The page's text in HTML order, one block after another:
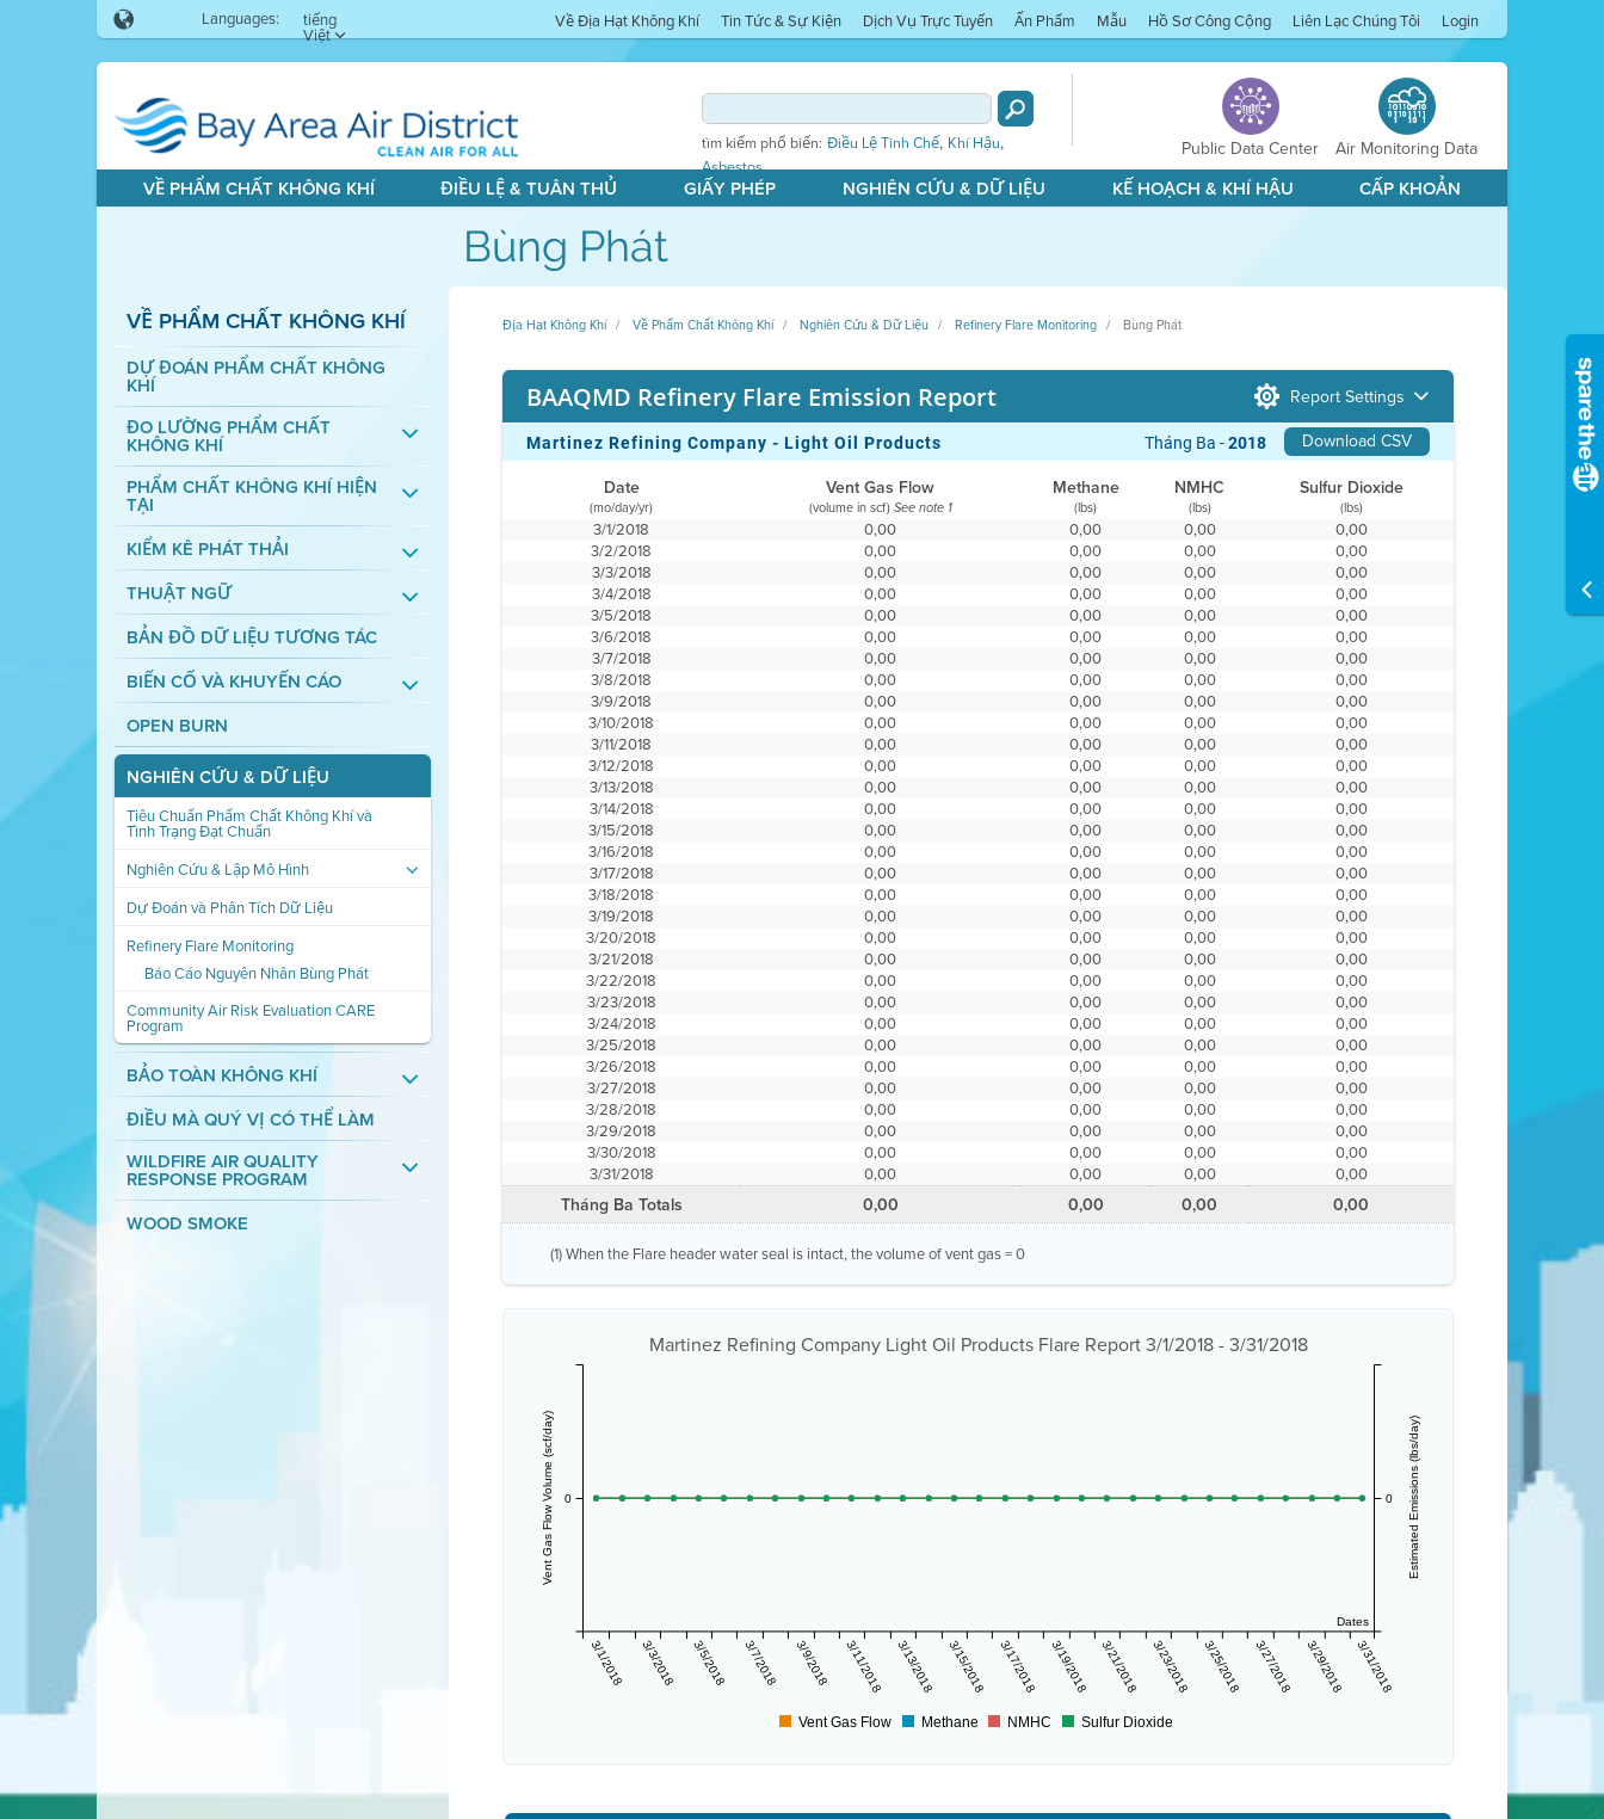
Languages: tiếng
Việt
Về Địa Hạt Không Khí Tin Tức & Sự Kiện Dịch Vụ Trực Tuyến Ấn Phẩm Mẫu Hồ Sơ Công Cộng Liên Lạc Chúng Tôi Login
tìm kiếm phổ biến: Điều Lệ Tinh Chế, Khí Hậu,
Asbestos
Public Data Center Air Monitoring Data
VỀ PHẨM CHẤT KHÔNG KHÍ ĐIỀU LỆ & TUÂN THỦ GIẤY PHÉP NGHIÊN CỨU & DỮ LIỆU KẾ HOẠCH & KHÍ HẬU CẤP KHOẢN
Bùng Phát
VỀ PHẨM CHẤT KHÔNG KHÍ
DỰ ĐOÁN PHẨM CHẤT KHÔNG
KHÍ
ĐO LƯỜNG PHẨM CHẤT
KHÔNG KHÍ
PHẨM CHẤT KHÔNG KHÍ HIỆN
TẠI
KIỂM KÊ PHÁT THẢI
THUẬT NGỮ
BẢN ĐỒ DỮ LIỆU TƯƠNG TÁC
BIẾN CỐ VÀ KHUYẾN CÁO
OPEN BURN
NGHIÊN CỨU & DỮ LIỆU
Tiêu Chuẩn Phẩm Chất Không Khí và
Tình Trạng Đạt Chuẩn
Nghiên Cứu & Lập Mô Hình
Dự Đoán và Phân Tích Dữ Liệu
Refinery Flare Monitoring
Báo Cáo Nguyên Nhân Bùng Phát
Community Air Risk Evaluation CARE
Program
BẢO TOÀN KHÔNG KHÍ
ĐIỀU MÀ QUÝ VỊ CÓ THỂ LÀM
WILDFIRE AIR QUALITY
RESPONSE PROGRAM
WOOD SMOKE
Địa Hạt Không Khí Về Phẩm Chất Không Khí Nghiên Cứu & Dữ Liệu Refinery Flare Monitoring Bùng Phát
BAAQMD Refinery Flare Emission Report Report Settings
Martinez Refining Company - Light Oil Products Download CSV
Tháng Ba -2018
Date Vent Gas Flow Methane NMHC Sulfur Dioxide
(mo/day/yr) (volume in scf) See note 1 (lbs) (lbs) (lbs)
3/1/2018 0,00 0,00 0,00
0,00
3/2/2018
0,00 0,00 0,00
0,00
3/3/2018
0,00 0,00 0,00
0,00
3/4/2018
0,00 0,00 0,00
0,00
3/5/2018
0,00 0,00 0,00
0,00
3/6/2018
0,00 0,00 0,00
0,00
3/7/2018
0,00 0,00 0,00
0,00
3/8/2018
0,00 0,00 0,00
0,00
3/9/2018
0,00 0,00 0,00
0,00
3/10/2018
0,00 0,00 0,00
0,00
3/11/2018
0,00 0,00 0,00
0,00
3/12/2018
0,00 0,00 0,00
0,00
3/13/2018
0,00 0,00 0,00
0,00
3/14/2018
0,00 0,00 0,00
0,00
3/15/2018
0,00 0,00 0,00
0,00
3/16/2018
0,00 0,00 0,00
0,00
3/17/2018
0,00 0,00 0,00
0,00
3/18/2018
0,00 0,00 0,00
0,00
3/19/2018
0,00 0,00 0,00
0,00
3/20/2018
0,00 0,00 0,00
0,00
3/21/2018
0,00 0,00 0,00
0,00
3/22/2018
0,00 0,00 0,00
0,00
3/23/2018
0,00 0,00 0,00
0,00
3/24/2018
0,00 0,00 0,00
0,00
3/25/2018
0,00 0,00 0,00
0,00
3/26/2018
0,00 0,00 0,00
0,00
3/27/2018
0,00 0,00 0,00
0,00
3/28/2018
0,00 0,00 0,00
0,00
3/29/2018
0,00 0,00 0,00
0,00
3/30/2018
0,00 0,00 0,00
0,00
3/31/2018
0,00 0,00 0,00 0,00
Tháng Ba Totals 0,00 0,00 0,00 0,00
(1) When the Flare header water seal is intact, the volume of vent gas = 0
Martinez Refining Company Light Oil Products Flare Report 3/1/2018 - 3/31/2018
Dates
3/1/2018 3/3/2018 3/5/2018 3/7/2018 3/9/2018 3/11/2018 3/13/2018 3/15/2018 3/17/2018 3/19/2018 3/21/2018 3/23/2018 3/25/2018 3/27/2018 3/29/2018 3/31/2018
Vent Gas Flow Volume (scf/day) 0 Estimated Emissions (lbs/day)
0
Vent Gas Flow Methane NMHC Sulfur Dioxide